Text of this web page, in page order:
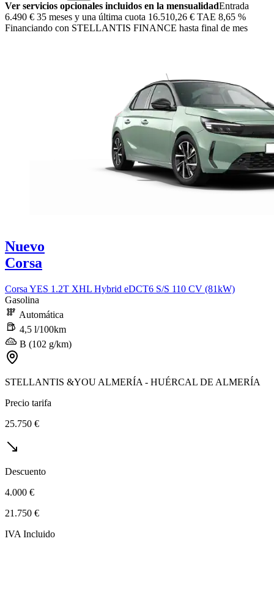
Ver servicios opcionales incluidos en la mensualidadEntrada
6.490 € 35 meses y una última cuota 16.510,26 € TAE 8,65 %
Financiando con STELLANTIS FINANCE hasta final de mes
Nuevo
Corsa
Corsa YES 1.2T XHL Hybrid eDCT6 S/S 110 CV (81kW)
Gasolina
Automática
4,5 l/100km
B (102 g/km)
STELLANTIS &YOU ALMERÍA - HUÉRCAL DE ALMERÍA
Precio tarifa
25.750 €
Descuento
4.000 €
21.750 €
IVA Incluido